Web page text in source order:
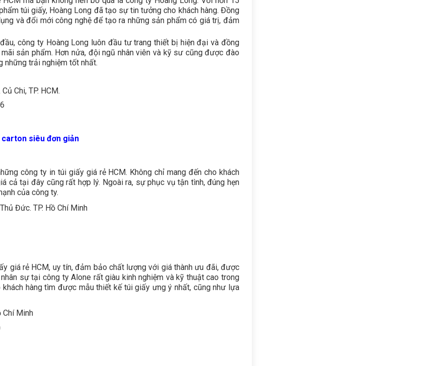
túi giấy, Hoàng Long đã tạo sự tin tưởng cho khách hàng. Đồng
và đổi mới công nghệ để tạo ra những sản phẩm có giá trị, đảm
công ty Hoàng Long luôn đầu tư trang thiết bị hiện đại và đồng
sản phẩm. Hơn nửa, đội ngũ nhân viên và kỹ sư cũng được đào
những trải nghiệm tốt nhất.
Chi, TP. HCM.
siêu đơn giản
công ty in túi giấy giá rẻ HCM. Không chỉ mang đến cho khách
cả tại đây cũng rất hợp lý. Ngoài ra, sự phục vụ tận tình, đúng hẹn
của công ty.
Đức. TP. Hồ Chí Minh
giá rẻ HCM, uy tín, đảm bảo chất lượng với giá thành ưu đãi, được
sự tại công ty Alone rất giàu kinh nghiệm và kỹ thuật cao trong
hàng tìm được mẫu thiết kế túi giấy ưng ý nhất, cũng như lựa
Chí Minh